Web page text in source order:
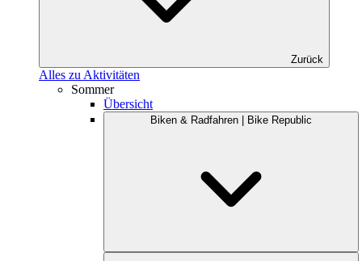
Zurück
Alles zu Aktivitäten
Sommer
Übersicht
Biken & Radfahren | Bike Republic